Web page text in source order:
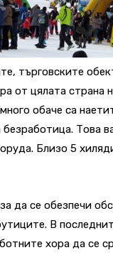
търговските
от цялата
обаче са
Това
Близо 5
да се обезпечи
В
хора да се